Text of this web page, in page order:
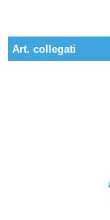
Art. collegati